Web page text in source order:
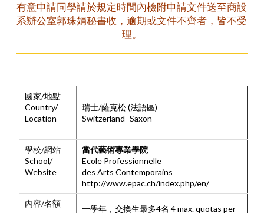
有意申請同學請於規定時間內檢附申請文件送至商設
系辦公室郭珠娟秘書收，逾期或文件不齊者，皆不受
理。
國家/地點
Country/
Location
瑞士/薩克松 (法語區)
Switzerland -Saxon
學校/網站
School/
Website
當代藝術專業學院
Ecole Professionnelle
des Arts Contemporains
http://www.epac.ch/index.php/en/
內容/名額
一學年，交換生最多4名 4 max. quotas per